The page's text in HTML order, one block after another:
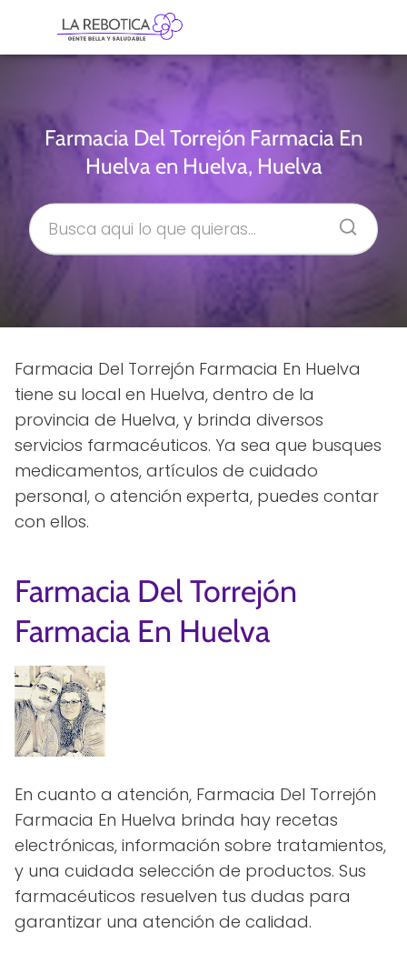
Farmacia Del Torrejón Farmacia En
Huelva en Huelva, Huelva
Farmacia Del Torrejón Farmacia En Huelva
tiene su local en Huelva, dentro de la
provincia de Huelva, y brinda diversos
servicios farmacéuticos. Ya sea que busques
medicamentos, artículos de cuidado
personal, o atención experta, puedes contar
con ellos.
Farmacia Del Torrejón
Farmacia En Huelva
En cuanto a atención, Farmacia Del Torrejón
Farmacia En Huelva brinda hay recetas
electrónicas, información sobre tratamientos,
y una cuidada selección de productos. Sus
farmacéuticos resuelven tus dudas para
garantizar una atención de calidad.